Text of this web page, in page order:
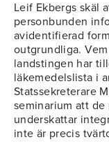
Leif Ekbergs skäl
personbunden
avidentifierad
outgrundliga.
landstingen har
läkemedelslista i
Statssekreterare
seminarium att
underskattar
inte är precis